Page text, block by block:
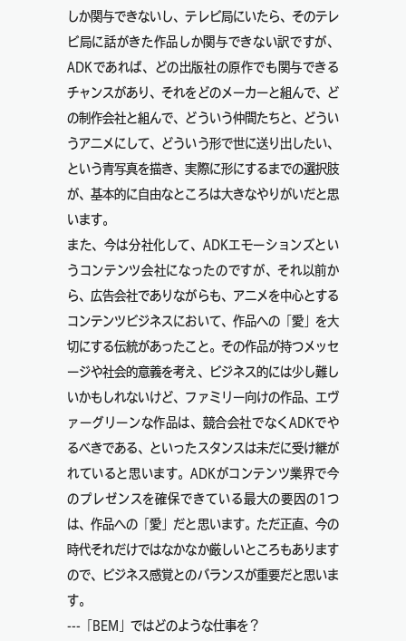
しか関与できないし、テレビ局にいたら、そのテレ
ビ局に話がきた作品しか関与できない訳ですが、
ADKであれば、どの出版社の原作でも関与できる
チャンスがあり、それをどのメーカーと組んで、ど
の制作会社と組んで、どういう仲間たちと、どうい
うアニメにして、どういう形で世に送り出したい、
という青写真を描き、実際に形にするまでの選択肢
が、基本的に自由なところは大きなやりがいだと思
います。
また、今は分社化して、ADKエモーションズとい
うコンテンツ会社になったのですが、それ以前か
ら、広告会社でありながらも、アニメを中心とする
コンテンツビジネスにおいて、作品への「愛」を大
切にする伝統があったこと。その作品が持つメッセ
ージや社会的意義を考え、ビジネス的には少し難し
いかもしれないけど、ファミリー向けの作品、エヴ
ァーグリーンな作品は、競合会社でなくADKでや
るべきである、といったスタンスは未だに受け継が
れていると思います。ADKがコンテンツ業界で今
のプレゼンスを確保できている最大の要因の1つ
は、作品への「愛」だと思います。ただ正直、今の
時代それだけではなかなか厳しいところもあります
ので、ビジネス感覚とのバランスが重要だと思いま
す。
---「BEM」ではどのような仕事を？